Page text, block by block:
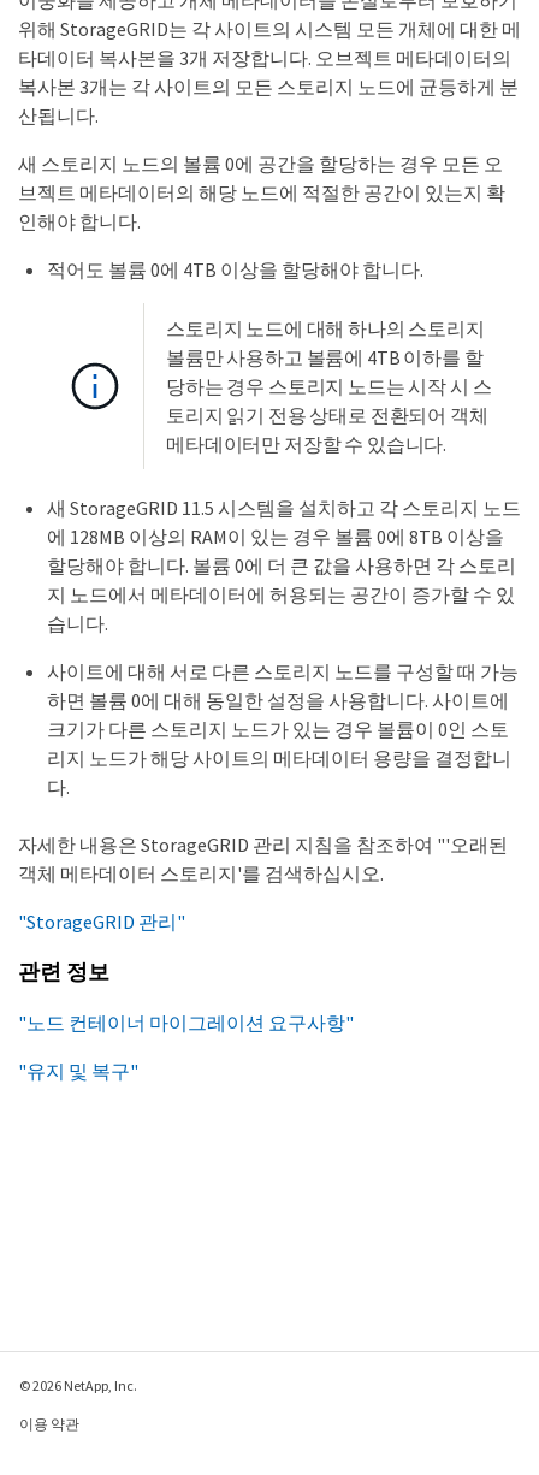
위해 StorageGRID는 각 사이트의 시스템 모든 개체에 대한 메
타데이터 복사본을 3개 저장합니다. 오브젝트 메타데이터의
복사본 3개는 각 사이트의 모든 스토리지 노드에 균등하게 분
산됩니다.
새 스토리지 노드의 볼륨 0에 공간을 할당하는 경우 모든 오
브젝트 메타데이터의 해당 노드에 적절한 공간이 있는지 확
인해야 합니다.
적어도 볼륨 0에 4TB 이상을 할당해야 합니다.
스토리지 노드에 대해 하나의 스토리지
볼륨만 사용하고 볼륨에 4TB 이하를 할
당하는 경우 스토리지 노드는 시작 시 스
토리지 읽기 전용 상태로 전환되어 객체
메타데이터만 저장할 수 있습니다.
새 StorageGRID 11.5 시스템을 설치하고 각 스토리지 노드
에 128MB 이상의 RAM이 있는 경우 볼륨 0에 8TB 이상을
할당해야 합니다. 볼륨 0에 더 큰 값을 사용하면 각 스토리
지 노드에서 메타데이터에 허용되는 공간이 증가할 수 있
습니다.
사이트에 대해 서로 다른 스토리지 노드를 구성할 때 가능
하면 볼륨 0에 대해 동일한 설정을 사용합니다. 사이트에
크기가 다른 스토리지 노드가 있는 경우 볼륨이 0인 스토
리지 노드가 해당 사이트의 메타데이터 용량을 결정합니
다.
자세한 내용은 StorageGRID 관리 지침을 참조하여 "'오래된
객체 메타데이터 스토리지'를 검색하십시오.
"StorageGRID 관리"
관련 정보
"노드 컨테이너 마이그레이션 요구사항"
"유지 및 복구"
© 2026 NetApp, Inc.
이용 약관